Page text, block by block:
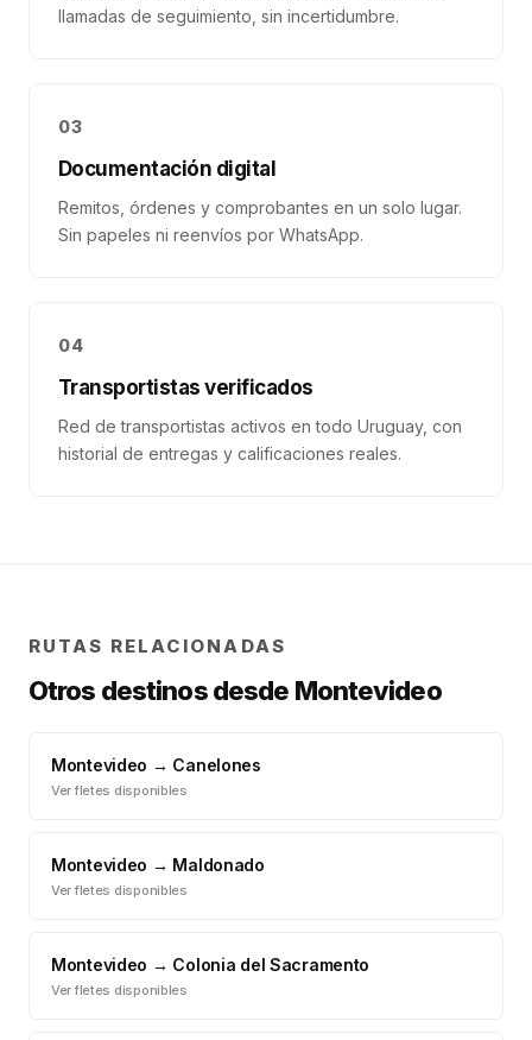
llamadas de seguimiento, sin incertidumbre.
03
Documentación digital
Remitos, órdenes y comprobantes en un solo lugar.
Sin papeles ni reenvíos por WhatsApp.
04
Transportistas verificados
Red de transportistas activos en todo Uruguay, con
historial de entregas y calificaciones reales.
RUTAS RELACIONADAS
Otros destinos desde Montevideo
Montevideo → Canelones
Ver fletes disponibles
Montevideo → Maldonado
Ver fletes disponibles
Montevideo → Colonia del Sacramento
Ver fletes disponibles